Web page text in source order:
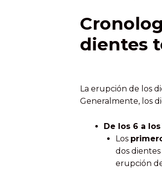
dientes
La erupción de los
Generalmente, los
De los 6 a
Los
dos
erupción